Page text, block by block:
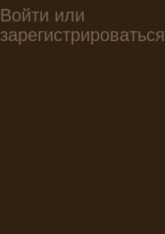
Войти или
зарегистрироваться